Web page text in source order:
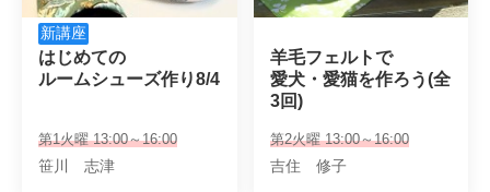
新講座
はじめての
ルームシューズ作り8/4
第1火曜 13:00～16:00
笹川 志津
羊毛フェルトで
愛犬・愛猫を作ろう(全
3回)
第2火曜 13:00～16:00
吉住 修子